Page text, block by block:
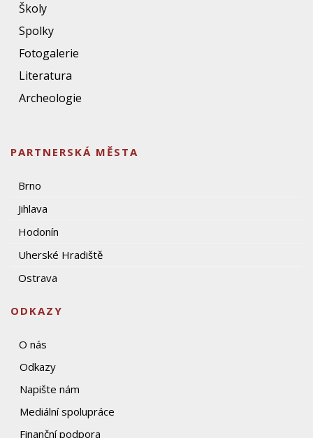
Školy
Spolky
Fotogalerie
Literatura
Archeologie
PARTNERSKÁ MĚSTA
Brno
Jihlava
Hodonín
Uherské Hradiště
Ostrava
ODKAZY
O nás
Odkazy
Napište nám
Mediální spolupráce
Finanční podpora